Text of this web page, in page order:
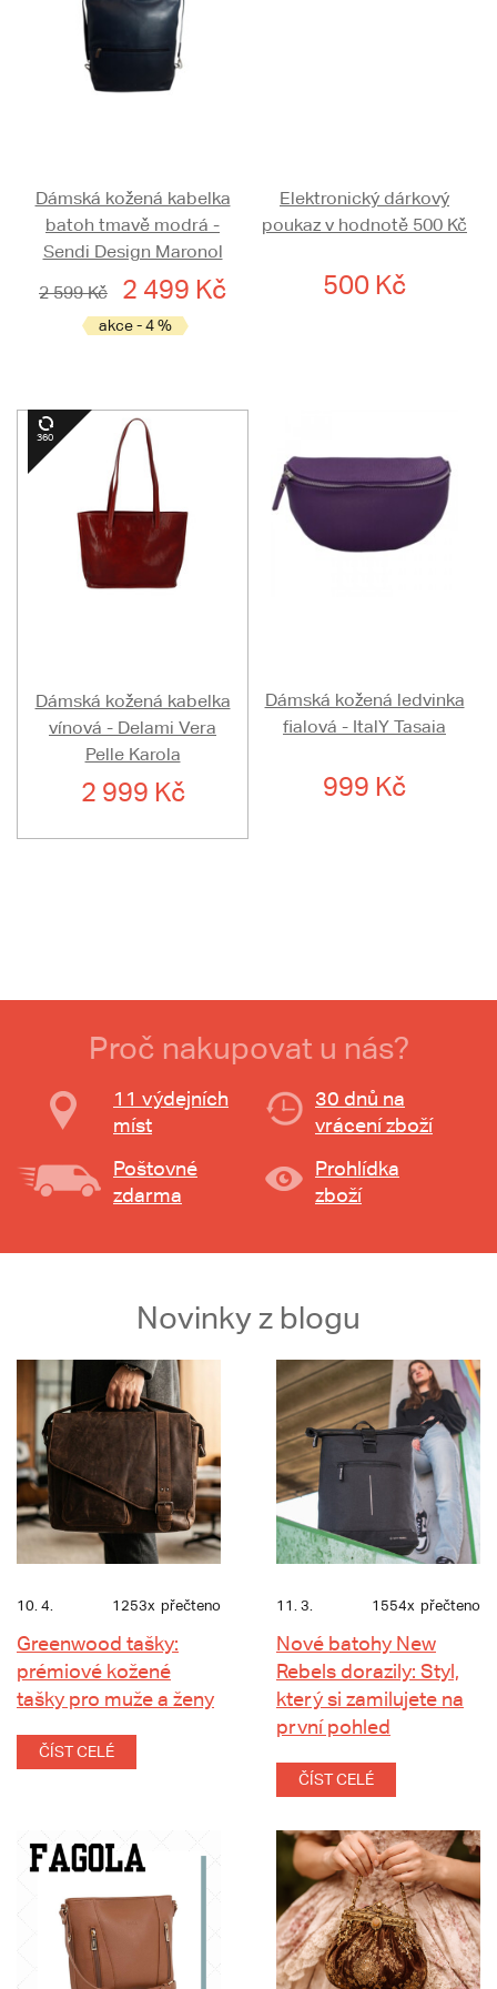
Dámská kožená kabelka
batoh tmavě modrá -
Sendi Design Maronol
2 599 Kč
2 499 Kč
akce - 4 %
Elektronický dárkový
poukaz v hodnotě 500 Kč
500 Kč
Dámská kožená kabelka
vínová - Delami Vera
Pelle Karola
2 999 Kč
Dámská kožená ledvinka
fialová - ItalY Tasaia
999 Kč
Proč nakupovat u nás?
11 výdejních
míst
30 dnů na
vrácení zboží
Poštovné
zdarma
Prohlídka
zboží
Novinky z blogu
10. 4. 1253x přečteno
Greenwood tašky:
prémiové kožené
tašky pro muže a ženy
ČÍST CELÉ
11. 3. 1554x přečteno
Nové batohy New
Rebels dorazily: Styl,
který si zamilujete na
první pohled
ČÍST CELÉ